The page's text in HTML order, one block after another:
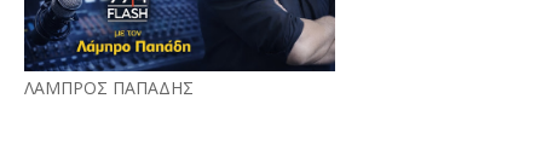
ΛΑΜΠΡΟΣ ΠΑΠΑΔΗΣ